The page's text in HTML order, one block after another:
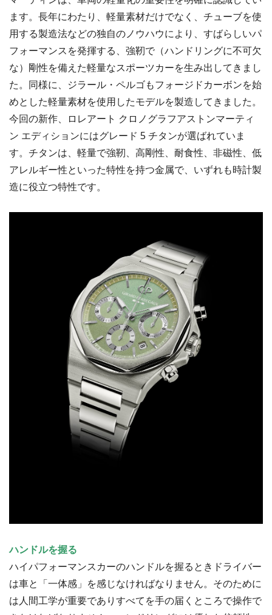
ます。長年にわたり、軽量素材だけでなく、チューブを使
用する製造法などの独自のノウハウにより、すばらしいパ
フォーマンスを発揮する、強靭で（ハンドリングに不可欠
な）剛性を備えた軽量なスポーツカーを生み出してきまし
た。同様に、ジラール・ペルゴもフォージドカーボンを始
めとした軽量素材を使用したモデルを製造してきました。
今回の新作、ロレアート クロノグラフアストンマーティ
ン エディションにはグレード 5 チタンが選ばれていま
す。チタンは、軽量で強靭、高剛性、耐食性、非磁性、低
アレルギー性といった特性を持つ金属で、いずれも時計製
造に役立つ特性です。
ハンドルを握る
ハイパフォーマンスカーのハンドルを握るときドライバー
は車と「一体感」を感じなければなりません。そのために
は人間工学が重要でありすべてを手の届くところで操作で